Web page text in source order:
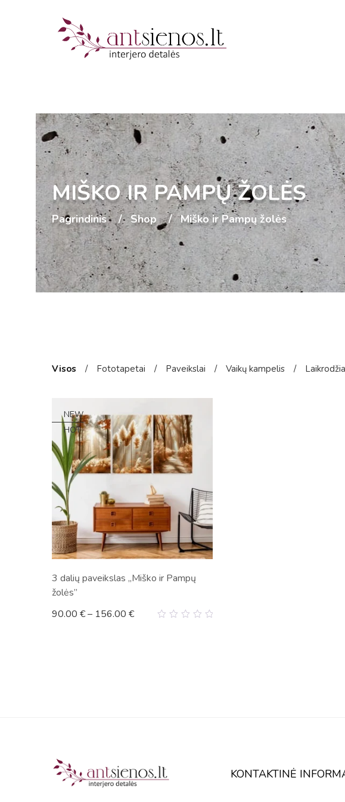
MIŠKO IR PAMPŲ ŽOLĖS
Pagrindinis Shop Miško ir Pampų žolės
Visos / Fototapetai / Paveikslai / Vaikų kampelis /
NEW
HOT
3 dalių paveikslas „Miško ir Pampų
žolės”
90.00 €– 156.00 €
KONTAKTINĖ